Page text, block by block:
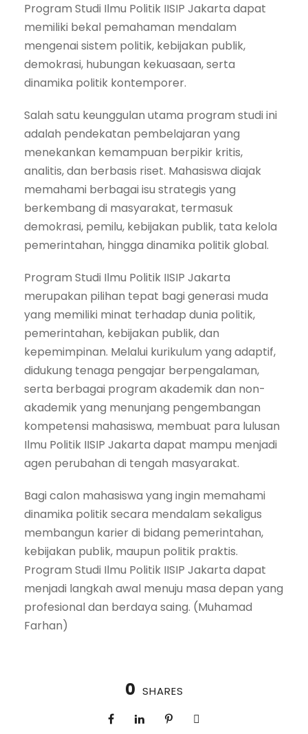
Program Studi Ilmu Politik IISIP Jakarta dapat
memiliki bekal pemahaman mendalam
mengenai sistem politik, kebijakan publik,
demokrasi, hubungan kekuasaan, serta
dinamika politik kontemporer.
Salah satu keunggulan utama program studi ini
adalah pendekatan pembelajaran yang
menekankan kemampuan berpikir kritis,
analitis, dan berbasis riset. Mahasiswa diajak
memahami berbagai isu strategis yang
berkembang di masyarakat, termasuk
demokrasi, pemilu, kebijakan publik, tata kelola
pemerintahan, hingga dinamika politik global.
Program Studi Ilmu Politik IISIP Jakarta
merupakan pilihan tepat bagi generasi muda
yang memiliki minat terhadap dunia politik,
pemerintahan, kebijakan publik, dan
kepemimpinan. Melalui kurikulum yang adaptif,
didukung tenaga pengajar berpengalaman,
serta berbagai program akademik dan non-
akademik yang menunjang pengembangan
kompetensi mahasiswa, membuat para lulusan
Ilmu Politik IISIP Jakarta dapat mampu menjadi
agen perubahan di tengah masyarakat.
Bagi calon mahasiswa yang ingin memahami
dinamika politik secara mendalam sekaligus
membangun karier di bidang pemerintahan,
kebijakan publik, maupun politik praktis.
Program Studi Ilmu Politik IISIP Jakarta dapat
menjadi langkah awal menuju masa depan yang
profesional dan berdaya saing. (Muhamad
Farhan)
0 SHARES